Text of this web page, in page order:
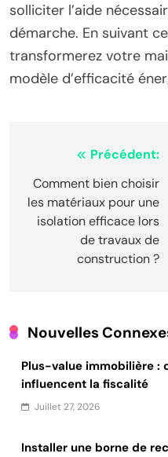
solliciter l’aide
démarche. En suivant
transformerez votre
modèle d’efficacité
Navigation
de
l’article
Précédent:
Comment bien choisir
les matériaux pour une
isolation efficace lors
de travaux de
construction ?
Nouvelles
Plus-value immobilière :
influencent la fiscalité
Juillet 27, 2026
Installer une borne de